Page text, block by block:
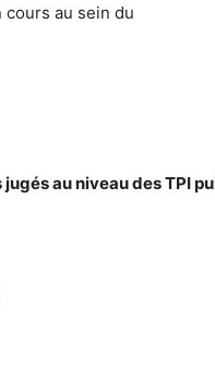
au sein du
au niveau des TPI